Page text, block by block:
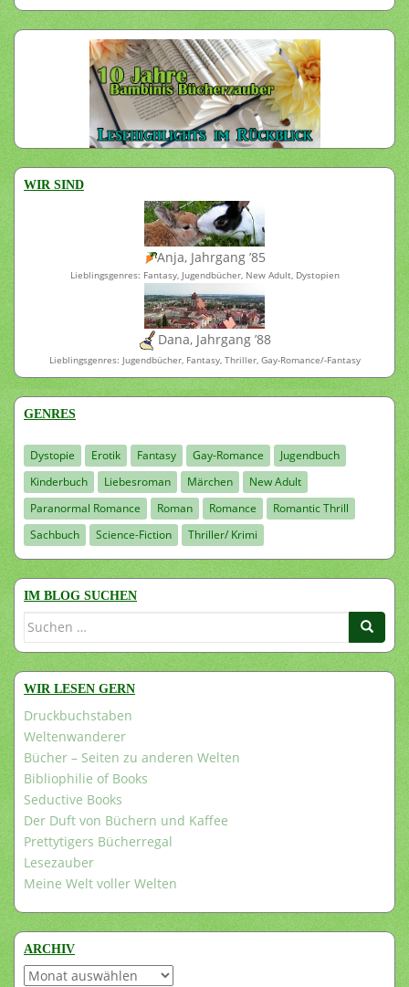
WIR SIND
Anja, Jahrgang ’85
Lieblingsgenres: Fantasy, Jugendbücher, New Adult, Dystopien
Dana, Jahrgang ’88
Lieblingsgenres: Jugendbücher, Fantasy, Thriller, Gay-Romance/-Fantasy
GENRES
Dystopie Erotik Fantasy Gay-Romance
Jugendbuch
Kinderbuch
Liebesroman Märchen
New Adult
Paranormal Romance
Roman Romance
Romantic Thrill
Sachbuch
Science-Fiction Thriller/ Krimi
IM BLOG SUCHEN
Suchen
WIR LESEN GERN
Druckbuchstaben
Weltenwanderer
Bücher – Seiten zu anderen Welten
Bibliophilie of Books
Seductive Books
Der Duft von Büchern und Kaffee
Prettytigers Bücherregal
Lesezauber
Meine Welt voller Welten
ARCHIV
Archiv